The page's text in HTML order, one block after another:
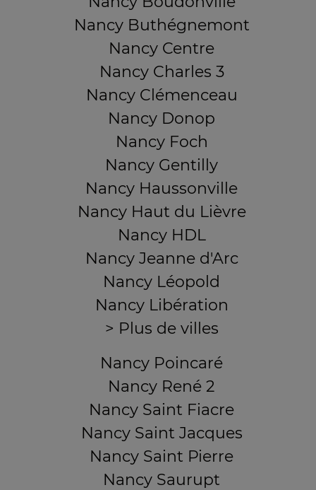
Nancy Buthégnemont
Nancy Centre
Nancy Charles 3
Nancy Clémenceau
Nancy Donop
Nancy Foch
Nancy Gentilly
Nancy Haussonville
Nancy Haut du Lièvre
Nancy HDL
Nancy Jeanne d'Arc
Nancy Léopold
Nancy Libération
> Plus de villes
Nancy Poincaré
Nancy René 2
Nancy Saint Fiacre
Nancy Saint Jacques
Nancy Saint Pierre
Nancy Saurupt